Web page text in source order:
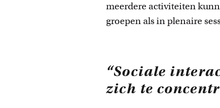
meerdere activiteiten
groepen als in plenaire
“Sociale
zich te